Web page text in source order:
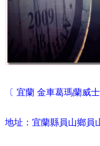
〔 宜蘭 金車葛瑪蘭威
地址：宜蘭縣員山鄉員